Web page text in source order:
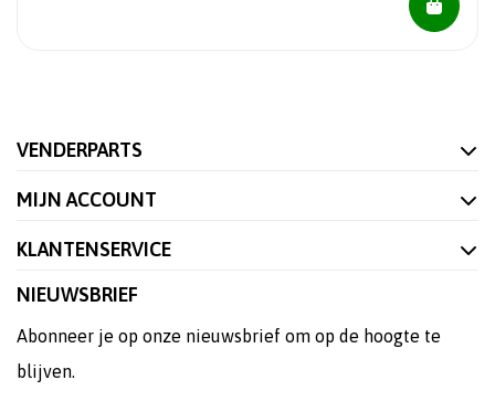
VENDERPARTS
MIJN ACCOUNT
KLANTENSERVICE
NIEUWSBRIEF
Abonneer je op onze nieuwsbrief om op de hoogte te
blijven.